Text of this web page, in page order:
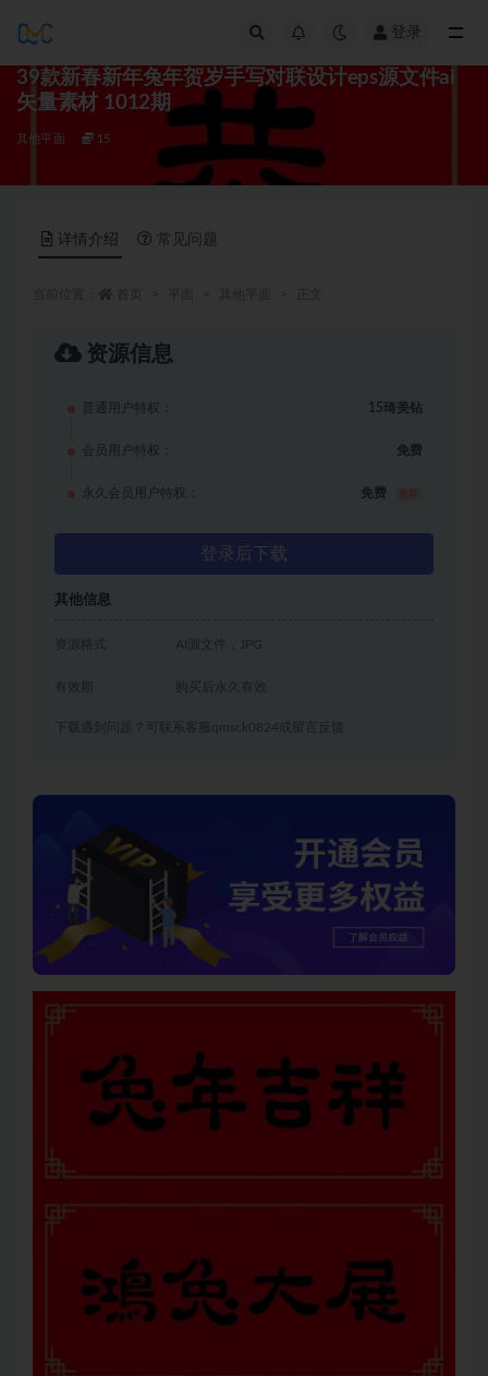
登录
39款新春新年兔年贺岁手写对联设计eps源文件ai
矢量素材 1012期
其他平面 15
详情介绍 常见问题
资源信息
普通用户特权： 15琦美钻
会员用户特权： 免费
永久会员用户特权： 免费
登录后下载
其他信息
资源格式 AI源文件，JPG
有效期 购买后永久有效
下载遇到问题？可联系客服qmsck0824或留言反馈